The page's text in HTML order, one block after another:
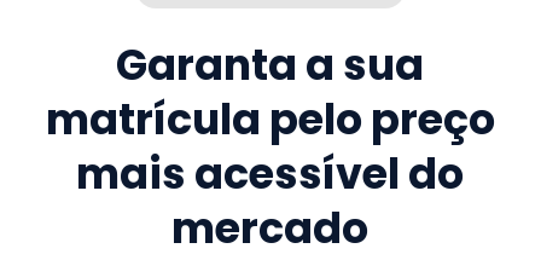
Garanta a sua
matrícula pelo preço
mais acessível do
mercado